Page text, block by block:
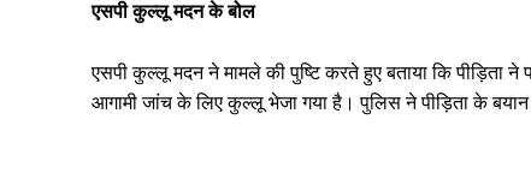
एसपी कुल्लू मदन के बोल
एसपी कुल्लू मदन ने मामले की पुष्टि करते हुए बताया कि पीड़िता
आगामी जांच के लिए कुल्लू भेजा गया है। पुलिस ने पीड़िता के